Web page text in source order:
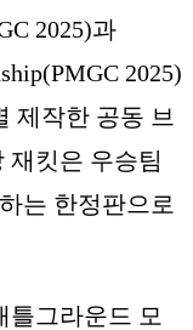
2025)과
2025)
제작한 공동 브
재킷은 우승팀
는 한정판으로
틀그라운드 모